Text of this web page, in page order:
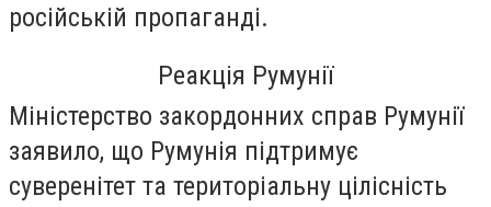
російській пропаганді.
Реакція Румунії
Міністерство закордонних справ Румунії
заявило, що Румунія підтримує
суверенітет та територіальну цілісність